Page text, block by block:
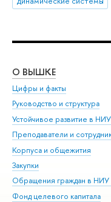
О ВЫШКЕ
Цифры и факты
Руководство и структура
Устойчивое развитие в
Преподаватели и
Корпуса и общежития
Закупки
Обращения граждан в
Фонд целевого капитала